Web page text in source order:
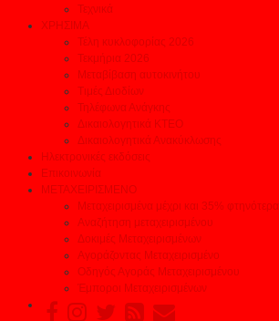
Τεχνικά
ΧΡΗΣΙΜΑ
Τέλη κυκλοφορίας 2026
Τεκμήρια 2026
Μεταβίβαση αυτοκινήτου
Τιμές Διοδίων
Τηλέφωνα Ανάγκης
Δικαιολογητικά ΚΤΕΟ
Δικαιολογητικά Ανακύκλωσης
Ηλεκτρονικές εκδόσεις
Επικοινωνία
ΜΕΤΑΧΕΙΡΙΣΜΕΝΟ
Μεταχειρισμένα μέχρι και 35% φτηνότερα
Αναζήτηση μεταχειρισμένου
Δοκιμές Μεταχειρισμένων
Αγοράζοντας Μεταχειρισμένο
Οδηγός Αγοράς Μεταχειρισμένου
Έμποροι Μεταχειρισμένων